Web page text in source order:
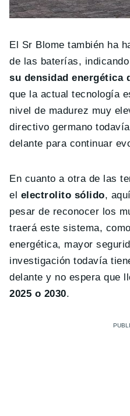
El Sr Blome también ha
de las baterías,
su densidad energética
que la actual tecnología
nivel de madurez muy
directivo germano
delante para continuar
En cuanto a otra de las
el electrolito sólido,
pesar de reconocer los
traerá este sistema,
energética, mayor
investigación todavía
delante y no espera que
2025 o 2030.